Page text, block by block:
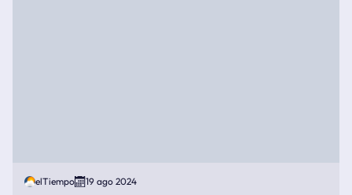
elTiempo 19 ago 2024